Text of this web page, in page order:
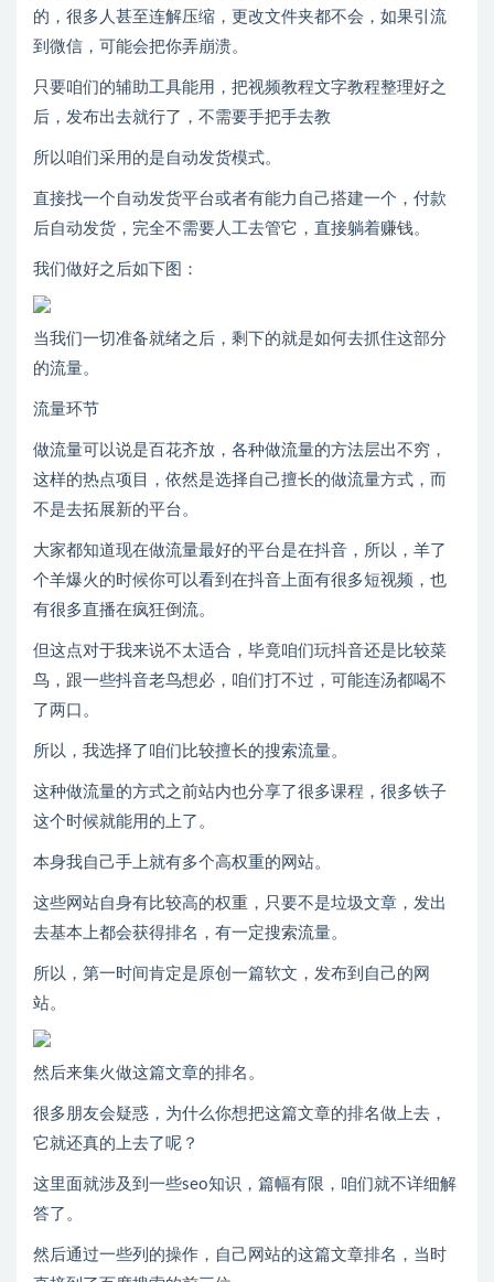
的，很多人甚至连解压缩，更改文件夹都不会，如果引流
到微信，可能会把你弄崩溃。
只要咱们的辅助工具能用，把视频教程文字教程整理好之
后，发布出去就行了，不需要手把手去教
所以咱们采用的是自动发货模式。
直接找一个自动发货平台或者有能力自己搭建一个，付款
后自动发货，完全不需要人工去管它，直接躺着赚钱。
我们做好之后如下图：
当我们一切准备就绪之后，剩下的就是如何去抓住这部分
的流量。
流量环节
做流量可以说是百花齐放，各种做流量的方法层出不穷，
这样的热点项目，依然是选择自己擅长的做流量方式，而
不是去拓展新的平台。
大家都知道现在做流量最好的平台是在抖音，所以，羊了
个羊爆火的时候你可以看到在抖音上面有很多短视频，也
有很多直播在疯狂倒流。
但这点对于我来说不太适合，毕竟咱们玩抖音还是比较菜
鸟，跟一些抖音老鸟想必，咱们打不过，可能连汤都喝不
了两口。
所以，我选择了咱们比较擅长的搜索流量。
这种做流量的方式之前站内也分享了很多课程，很多铁子
这个时候就能用的上了。
本身我自己手上就有多个高权重的网站。
这些网站自身有比较高的权重，只要不是垃圾文章，发出
去基本上都会获得排名，有一定搜索流量。
所以，第一时间肯定是原创一篇软文，发布到自己的网
站。
然后来集火做这篇文章的排名。
很多朋友会疑惑，为什么你想把这篇文章的排名做上去，
它就还真的上去了呢？
这里面就涉及到一些seo知识，篇幅有限，咱们就不详细解
答了。
然后通过一些列的操作，自己网站的这篇文章排名，当时